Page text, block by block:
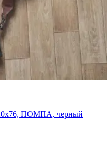
20x76, ПОМПА, черный